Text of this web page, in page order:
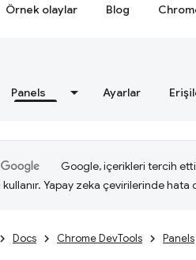
Örnek olaylar Blog
Panels Ayarlar
Google, içerikleri tercih
Yapay zeka çevirilerinde hata
Docs Chrome DevTools Panels